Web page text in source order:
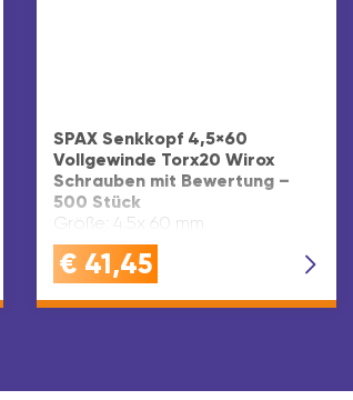
SPAX Senkkopf 4,5×60
Vollgewinde Torx20 Wirox
Schrauben mit Bewertung –
500 Stück
Größe: 4.5x 60 mm
€ 41,45